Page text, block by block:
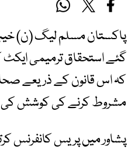
پاکستان مسلم لیگ (ن)
گئے استحقاق ترمیمی ایکٹ
کہ اس قانون کے ذریعے
مشروط کرنے کی کوشش کی
پشاور میں پریس کانفرنس